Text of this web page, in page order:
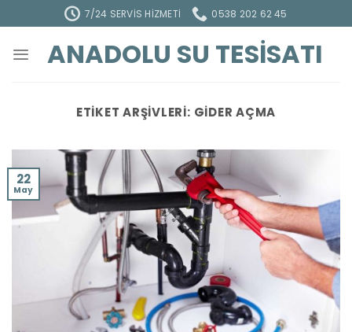
atla
7/24 SERVIS HIZMETI 0538 202 62 45
ANADOLU SU TESISATI
ETIKET ARŞIVLERI: GIDER AÇMA
22
May